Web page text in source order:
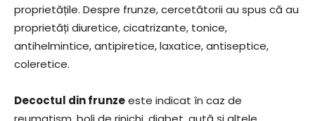
proprietățile. Despre frunze, cercetătorii au spus că au
proprietăți diuretice, cicatrizante, tonice,
antihelmintice, antipiretice, laxatice, antiseptice,
coleretice.
Decoctul din frunzeeste indicat în caz de